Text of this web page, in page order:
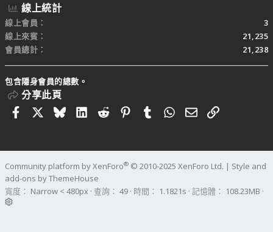
線上統計
線上會員
3
線上來賓
21,235
會員總計
21,238
包含隱身會員的總數。
分享此頁
FacebookBlueskyLinkedIn
RedditPinterestTumblrWhatsApp
電子郵件
連結
Community platform by XenForo® © 2010-2025 XenForo Ltd. | Style and
add-ons by ThemeHouse
寬度
查詢 49 時間 1.1821s 記憶體 108.23MB